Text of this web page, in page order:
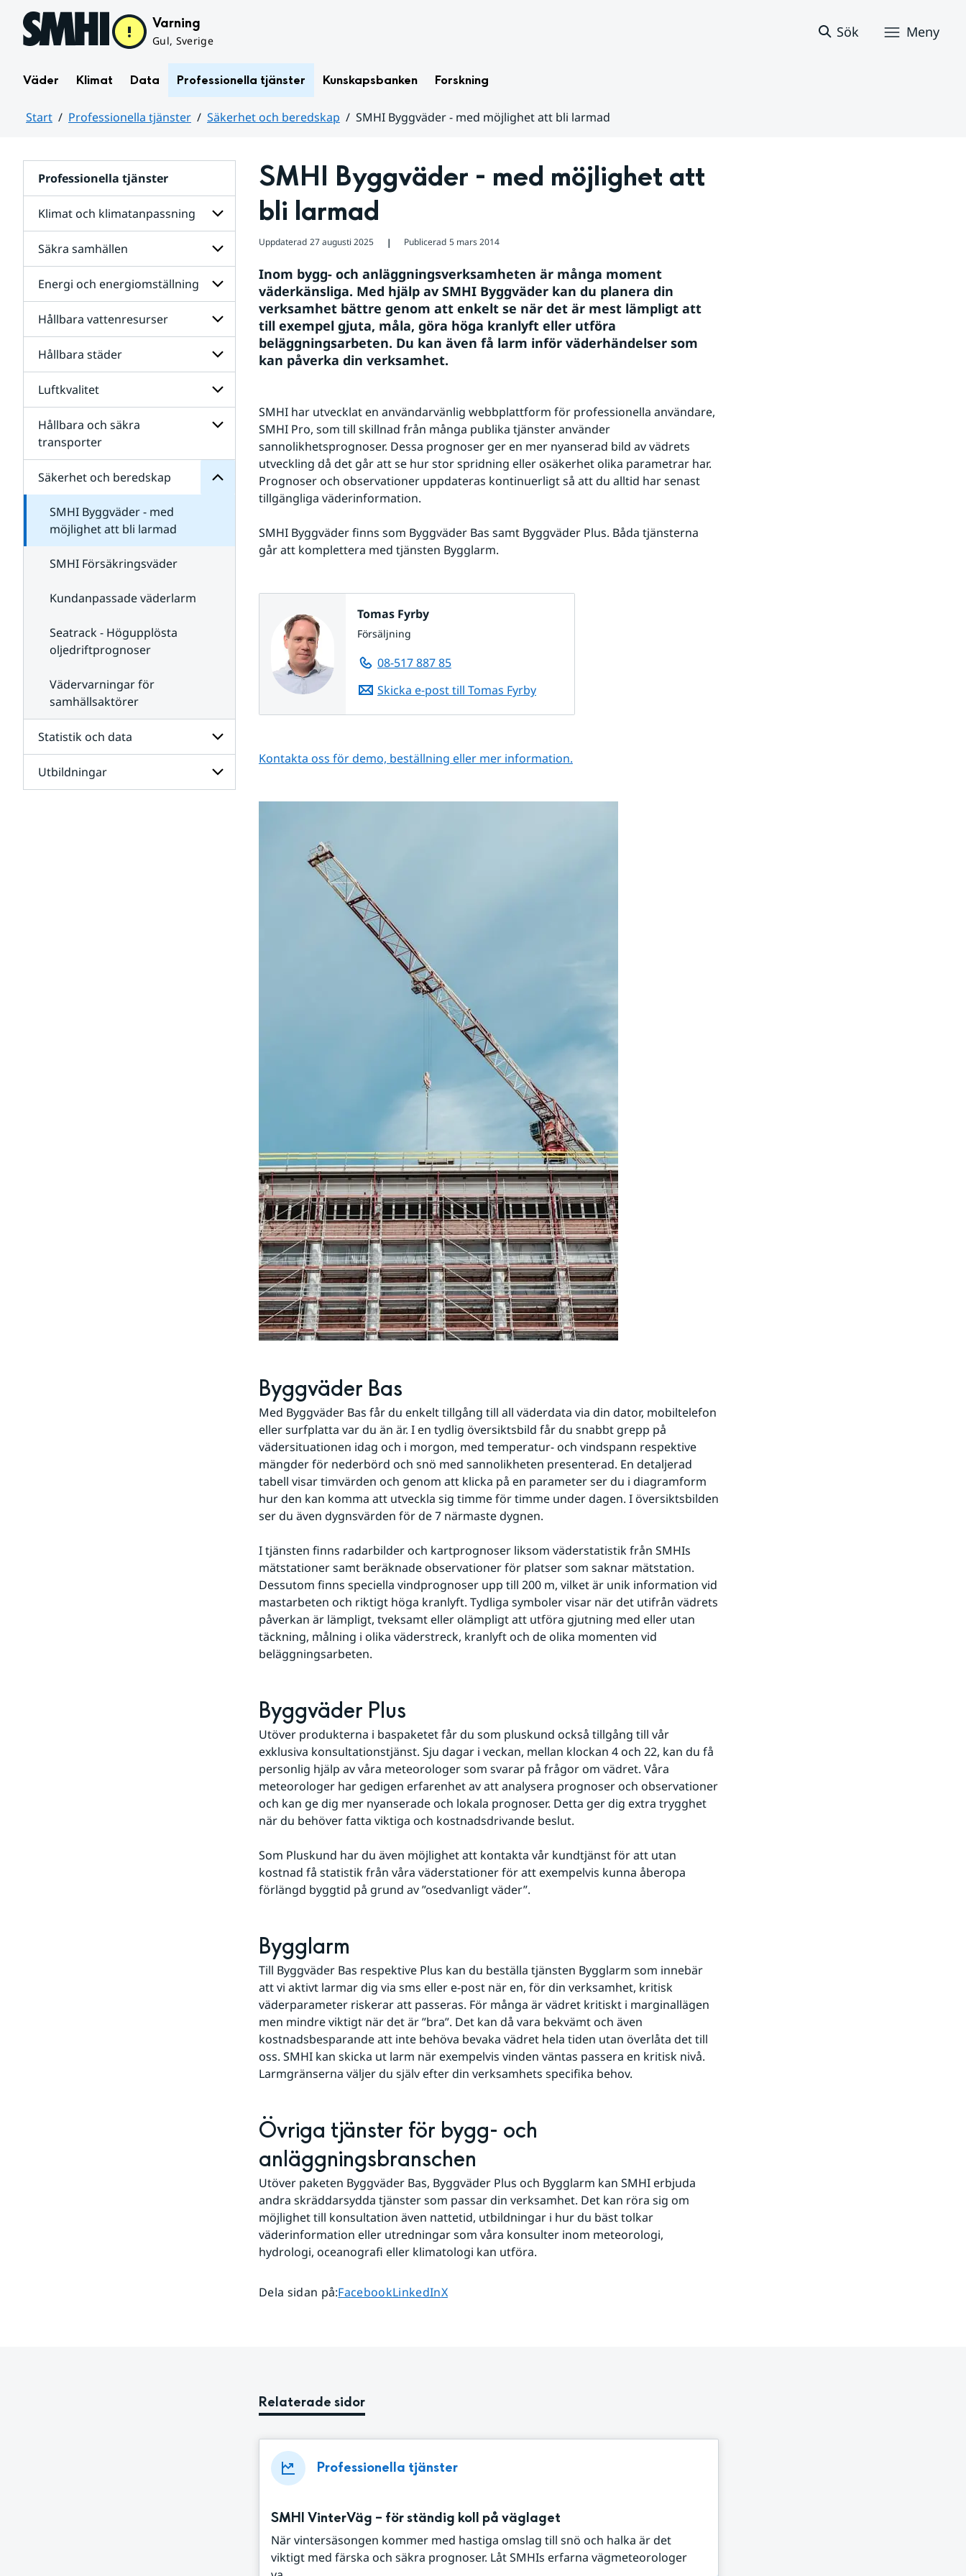
Hoppa till sidans innehåll Varning
Gul, Sverige
Sök Meny
Väder Klimat Data Professionella tjänster Kunskapsbanken Forskning
Start Professionella tjänster Säkerhet och beredskap
SMHI Byggväder - med möjlighet att bli larmad
Professionella tjänster
Klimat och klimatanpassning
Undersidor
för
Klimat
och
klimatanpassning
Säkra samhällen
Undersidor
för
Säkra
samhällen
Energi och energiomställning
Undersidor
för
Energi
och
energiomställning
Hållbara vattenresurser
Undersidor
för
Hållbara
vattenresurser
Hållbara städer
Undersidor
för
Hållbara
städer
Luftkvalitet
Undersidor
Luftkvalitet
Hållbara och säkra
transporter
Undersidor
för
transporter
Säkerhet och beredskap
för
Säkerhet
beredskap
SMHI Byggväder - med
möjlighet att bli larmad
SMHI Försäkringsväder
Kundanpassade väderlarm
Seatrack - Högupplösta
oljedriftprognoser
Vädervarningar för
samhällsaktörer
Statistik och data
Undersidor
för
Utbildningar
SMHI Byggväder - med möjlighet att
bli larmad
Uppdaterad 27 augusti 2025 ❘ Publicerad 5 mars 2014
Inom bygg- och anläggningsverksamheten är många moment
väderkänsliga. Med hjälp av SMHI Byggväder kan du planera din
verksamhet bättre genom att enkelt se när det är mest lämpligt att
till exempel gjuta, måla, göra höga kranlyft eller utföra
beläggningsarbeten. Du kan även få larm inför väderhändelser som
kan påverka din verksamhet.
SMHI har utvecklat en användarvänlig webbplattform för professionella användare,
SMHI Pro, som till skillnad från många publika tjänster använder
sannolikhetsprognoser. Dessa prognoser ger en mer nyanserad bild av vädrets
utveckling då det går att se hur stor spridning eller osäkerhet olika parametrar har.
Prognoser och observationer uppdateras kontinuerligt så att du alltid har senast
tillgängliga väderinformation.
SMHI Byggväder finns som Byggväder Bas samt Byggväder Plus. Båda tjänsterna
går att komplettera med tjänsten Bygglarm.
Tomas Fyrby
Försäljning
08-517 887 85
Skicka e-post till Tomas Fyrby
Kontakta oss för demo, beställning eller mer information.
Byggväder Bas
Med Byggväder Bas får du enkelt tillgång till all väderdata via din dator, mobiltelefon
eller surfplatta var du än är. I en tydlig översiktsbild får du snabbt grepp på
vädersituationen idag och i morgon, med temperatur- och vindspann respektive
mängder för nederbörd och snö med sannolikheten presenterad. En detaljerad
tabell visar timvärden och genom att klicka på en parameter ser du i diagramform
hur den kan komma att utveckla sig timme för timme under dagen. I översiktsbilden
ser du även dygnsvärden för de 7 närmaste dygnen.
I tjänsten finns radarbilder och kartprognoser liksom väderstatistik från SMHIs
mätstationer samt beräknade observationer för platser som saknar mätstation.
Dessutom finns speciella vindprognoser upp till 200 m, vilket är unik information vid
mastarbeten och riktigt höga kranlyft. Tydliga symboler visar när det utifrån vädrets
påverkan är lämpligt, tveksamt eller olämpligt att utföra gjutning med eller utan
täckning, målning i olika väderstreck, kranlyft och de olika momenten vid
beläggningsarbeten.
Byggväder Plus
Utöver produkterna i baspaketet får du som pluskund också tillgång till vår
exklusiva konsultationstjänst. Sju dagar i veckan, mellan klockan 4 och 22, kan du få
personlig hjälp av våra meteorologer som svarar på frågor om vädret. Våra
meteorologer har gedigen erfarenhet av att analysera prognoser och observationer
och kan ge dig mer nyanserade och lokala prognoser. Detta ger dig extra trygghet
när du behöver fatta viktiga och kostnadsdrivande beslut.
Som Pluskund har du även möjlighet att kontakta vår kundtjänst för att utan
kostnad få statistik från våra väderstationer för att exempelvis kunna åberopa
förlängd byggtid på grund av ”osedvanligt väder”.
Bygglarm
Till Byggväder Bas respektive Plus kan du beställa tjänsten Bygglarm som innebär
att vi aktivt larmar dig via sms eller e-post när en, för din verksamhet, kritisk
väderparameter riskerar att passeras. För många är vädret kritiskt i marginallägen
men mindre viktigt när det är ”bra”. Det kan då vara bekvämt och även
kostnadsbesparande att inte behöva bevaka vädret hela tiden utan överlåta det till
oss. SMHI kan skicka ut larm när exempelvis vinden väntas passera en kritisk nivå.
Larmgränserna väljer du själv efter din verksamhets specifika behov.
Övriga tjänster för bygg- och
anläggningsbranschen
Utöver paketen Byggväder Bas, Byggväder Plus och Bygglarm kan SMHI erbjuda
andra skräddarsydda tjänster som passar din verksamhet. Det kan röra sig om
möjlighet till konsultation även nattetid, utbildningar i hur du bäst tolkar
väderinformation eller utredningar som våra konsulter inom meteorologi,
hydrologi, oceanografi eller klimatologi kan utföra.
Dela sidan på:Dela sidan på
FacebookDela sidan på
LinkedInDela sidan på
X
Relaterade sidor
Professionella tjänster
SMHI VinterVäg – för ständig koll på väglaget
När vintersäsongen kommer med hastiga omslag till snö och halka är det
viktigt med färska och säkra prognoser. Låt SMHIs erfarna vägmeteorologer